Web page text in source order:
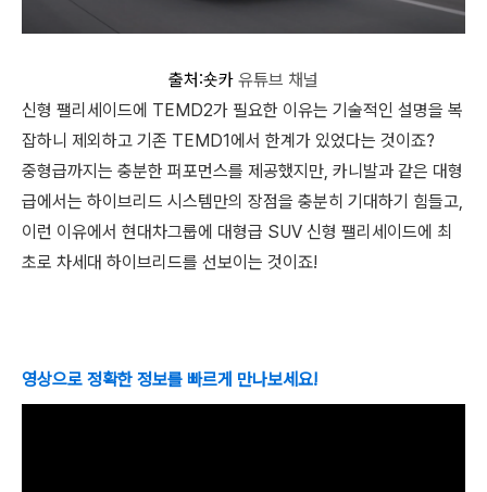
출처:숏카 유튜브 채널
신형 팰리세이드에 TEMD2가 필요한 이유는 기술적인 설명을 복
잡하니 제외하고 기존 TEMD1에서 한계가 있었다는 것이죠?
중형급까지는 충분한 퍼포먼스를 제공했지만, 카니발과 같은 대형
급에서는 하이브리드 시스템만의 장점을 충분히 기대하기 힘들고,
이런 이유에서 현대차그룹에 대형급 SUV 신형 팰리세이드에 최
초로 차세대 하이브리드를 선보이는 것이죠!
영상으로 정확한 정보를 빠르게 만나보세요!